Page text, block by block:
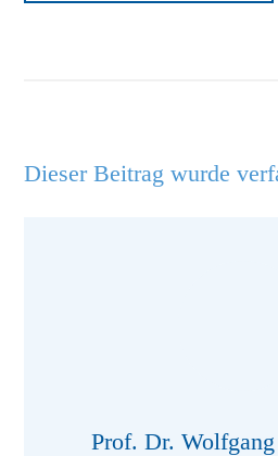
Dieser Beitrag wurde
Prof. Dr.